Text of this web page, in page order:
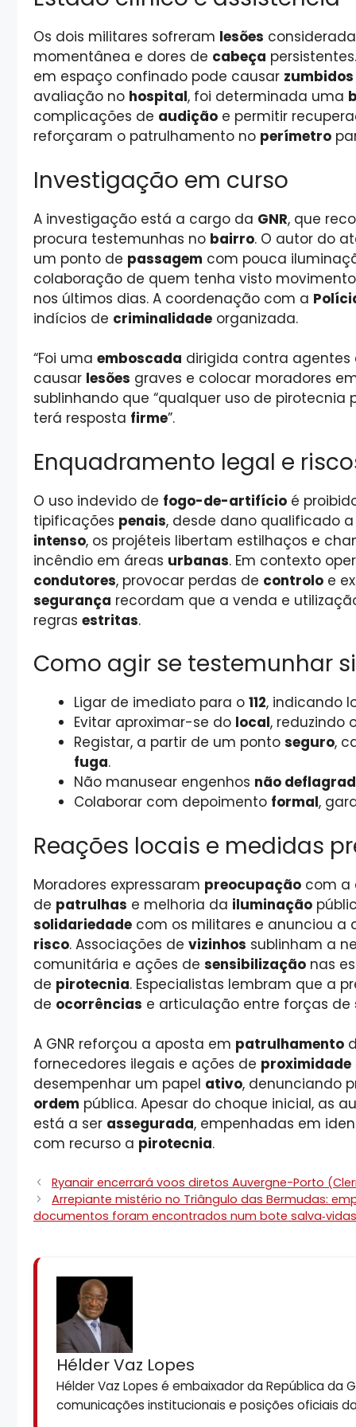
Os dois militares sofreram lesões
momentânea e dores de cabeça
em espaço confinado pode causar zumbidos
avaliação no hospital, foi determinada uma
complicações de audição e permitir
reforçaram o patrulhamento no perímetro
Investigação em curso
A investigação está a cargo da GNR, que
procura testemunhas no bairro. O autor do
um ponto de passagem com pouca
colaboração de quem tenha visto
nos últimos dias. A coordenação com a
indícios de criminalidade organizada.
“Foi uma emboscada dirigida contra agentes
causar lesões graves e colocar moradores
sublinhando que “qualquer uso de pirotecnia
terá resposta firme”.
Enquadramento legal e
O uso indevido de fogo-de-artifício é
tipificações penais, desde dano qualificado
intenso, os projéteis libertam estilhaços e
incêndio em áreas urbanas. Em contexto
condutores, provocar perdas de controlo e
segurança recordam que a venda e
regras estritas.
Como agir se testemunhar
Ligar de imediato para o 112, indicando
Evitar aproximar-se do local, reduzindo
Registar, a partir de um ponto seguro,
fuga.
Não manusear engenhos não
Colaborar com depoimento formal,
Reações locais e medidas
Moradores expressaram preocupação com a
de patrulhas e melhoria da iluminação
solidariedade com os militares e anunciou a
risco. Associações de vizinhos sublinham a
comunitária e ações de sensibilização nas
de pirotecnia. Especialistas lembram que a
de ocorrências e articulação entre forças de
A GNR reforçou a aposta em patrulhamento
fornecedores ilegais e ações de proximidade
desempenhar um papel ativo, denunciando
ordem pública. Apesar do choque inicial, as
está a ser assegurada, empenhadas em
com recurso a pirotecnia.
Ryanair encerrará voos diretos Auvergne-Porto
Arrepiante mistério no Triângulo das Bermudas:
documentos foram encontrados num bote
Hélder Vaz Lopes
Hélder Vaz Lopes é embaixador da República da
comunicações institucionais e posições oficiais